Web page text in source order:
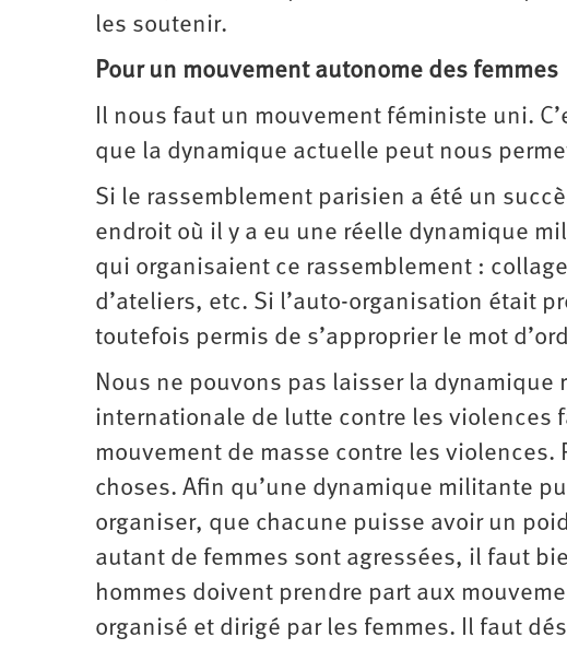
les soutenir.
Pour un mouvement autonome des femmes
Il nous faut un mouvement féministe uni.
que la dynamique actuelle peut nous
Si le rassemblement parisien a été un
endroit où il y a eu une réelle dynamique
qui organisaient ce rassemblement :
d’ateliers, etc. Si l’auto-organisation était
toutefois permis de s’approprier le mot
Nous ne pouvons pas laisser la dynamique
internationale de lutte contre les violences
mouvement de masse contre les
choses. Afin qu’une dynamique militante
organiser, que chacune puisse avoir un
autant de femmes sont agressées, il faut
hommes doivent prendre part aux
organisé et dirigé par les femmes. Il faut